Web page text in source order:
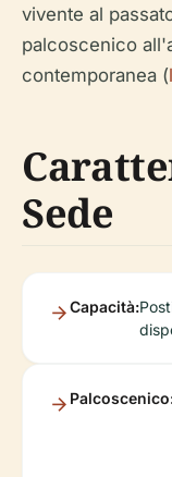
vivente al
palcoscenico
contemporanea (
Sede
Capacità: